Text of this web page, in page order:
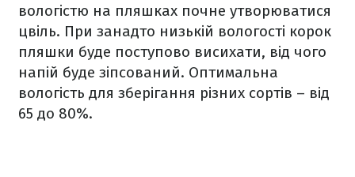
вологістю на пляшках почне утворюватися
цвіль. При занадто низькій вологості корок
пляшки буде поступово висихати, від чого
напій буде зіпсований. Оптимальна
вологість для зберігання різних сортів – від
65 до 80%.